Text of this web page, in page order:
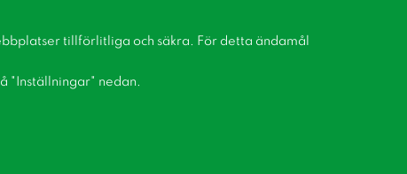
tillförlitliga och säkra. För detta ändamål
"Inställningar" nedan.